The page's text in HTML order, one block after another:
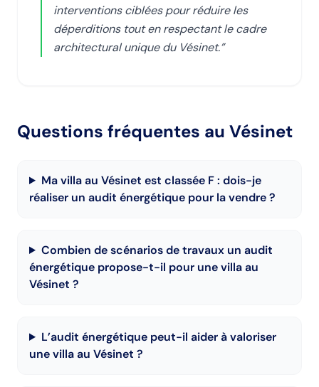
interventions ciblées pour réduire les
déperditions tout en respectant le cadre
architectural unique du Vésinet.”
Questions fréquentes au Vésinet
Ma villa au Vésinet est classée F : dois-je
réaliser un audit énergétique pour la vendre ?
Combien de scénarios de travaux un audit
énergétique propose-t-il pour une villa au
Vésinet ?
L’audit énergétique peut-il aider à valoriser
une villa au Vésinet ?